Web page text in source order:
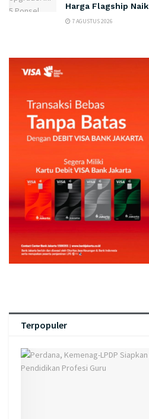
Harga Flagship Naik
7 AGUSTUS 2026
Terpopuler